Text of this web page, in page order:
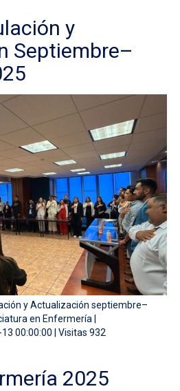
y
Septiembre–
y Actualización septiembre–
en Enfermería |
00:00:00 | Visitas 932
2025